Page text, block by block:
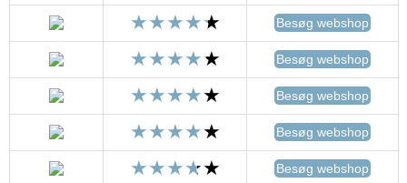
Besøg webshop
Besøg webshop
Besøg webshop
Besøg webshop
Besøg webshop